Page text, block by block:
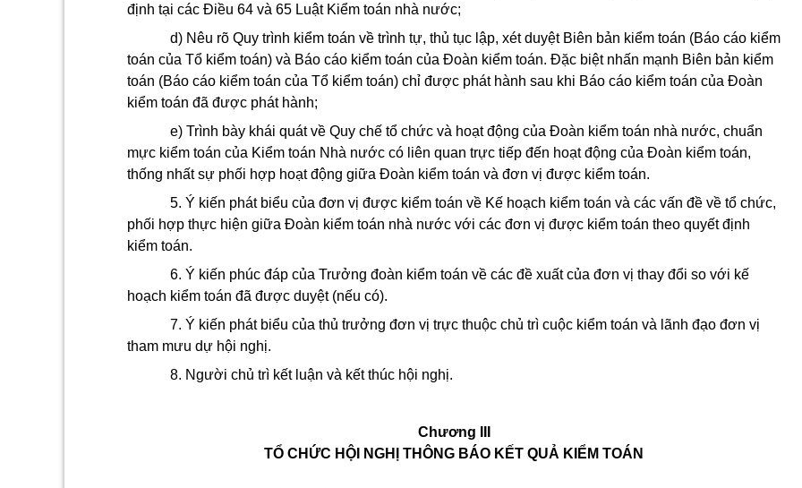
định tại các Điều 64 và 65 Luật Kiểm toán nhà nước;
d) Nêu rõ Quy trình kiểm toán về trình tự, thủ tục lập, xét duyệt Biên bản kiểm toán (Báo cáo kiểm
toán của Tổ kiểm toán) và Báo cáo kiểm toán của Đoàn kiểm toán. Đặc biệt nhấn mạnh Biên bản kiểm
toán (Báo cáo kiểm toán của Tổ kiểm toán) chỉ được phát hành sau khi Báo cáo kiểm toán của Đoàn
kiểm toán đã được phát hành;
e) Trình bày khái quát về Quy chế tổ chức và hoạt động của Đoàn kiểm toán nhà nước, chuẩn
mực kiểm toán của Kiểm toán Nhà nước có liên quan trực tiếp đến hoạt động của Đoàn kiểm toán,
thống nhất sự phối hợp hoạt động giữa Đoàn kiểm toán và đơn vị được kiểm toán.
5. Ý kiến phát biểu của đơn vị được kiểm toán về Kế hoạch kiểm toán và các vấn đề về tổ chức,
phối hợp thực hiện giữa Đoàn kiểm toán nhà nước với các đơn vị được kiểm toán theo quyết định
kiểm toán.
6. Ý kiến phúc đáp của Trưởng đoàn kiểm toán về các đề xuất của đơn vị thay đổi so với kế
hoạch kiểm toán đã được duyệt (nếu có).
7. Ý kiến phát biểu của thủ trưởng đơn vị trực thuộc chủ trì cuộc kiểm toán và lãnh đạo đơn vị
tham mưu dự hội nghị.
8. Người chủ trì kết luận và kết thúc hội nghị.
Chương III
TỔ CHỨC HỘI NGHỊ THÔNG BÁO KẾT QUẢ KIỂM TOÁN